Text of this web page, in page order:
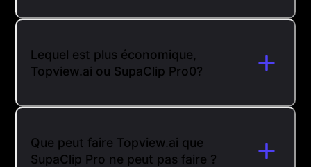
Lequel est plus économique,
Topview.ai ou SupaClip Pro0?
Que peut faire Topview.ai que
SupaClip Pro ne peut pas faire ?